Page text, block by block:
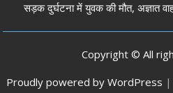
सड़क दुर्घटना में युवक की मौत, अज्ञात
Copyright © All
Proudly powered by WordPress |